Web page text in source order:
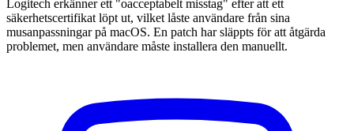
Logitech erkänner ett "oacceptabelt misstag" efter att ett
säkerhetscertifikat löpt ut, vilket låste användare från sina
musanpassningar på macOS. En patch har släppts för att åtgärda
problemet, men användare måste installera den manuellt.